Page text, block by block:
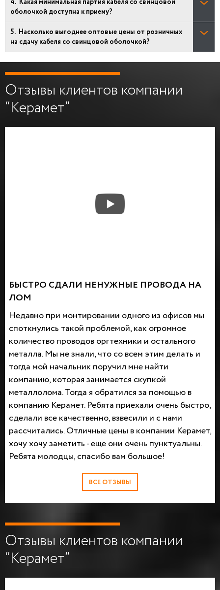
оболочкой доступна к приему?
Насколько выгоднее оптовые цены от розничных
на сдачу кабеля со свинцовой оболочкой?
Отзывы клиентов компании
“Керамет”
БЫСТРО СДАЛИ НЕНУЖНЫЕ ПРОВОДА НА
ЛОМ
Недавно при монтировании одного из офисов мы
споткнулись такой проблемой, как огромное
количество проводов оргтехники и остального
металла. Мы не знали, что со всем этим делать и
тогда мой начальник поручил мне найти
компанию, которая занимается скупкой
металлолома. Тогда я обратился за помощью в
компанию Керамет. Ребята приехали очень быстро,
сделали все качественно, взвесили и с нами
рассчитались. Отличные цены в компании Керамет,
хочу хочу заметить - еще они очень пунктуальны.
Ребята молодцы, спасибо вам большое!
ВСЕ ОТЗЫВЫ
Отзывы клиентов компании
“Керамет”